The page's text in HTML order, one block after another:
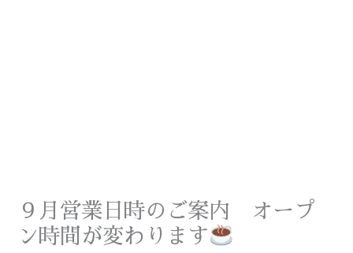
９月営業日時のご案内 オープ
ン時間が変わります